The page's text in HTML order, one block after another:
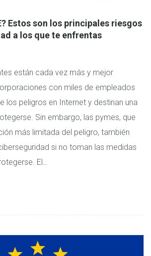
Estos son los principales riesgos
a los que te enfrentas
están cada vez más y mejor
con miles de empleados
los peligros en Internet y destinan una
Sin embargo, las pymes, que
más limitada del peligro, también
si no toman las medidas
El…